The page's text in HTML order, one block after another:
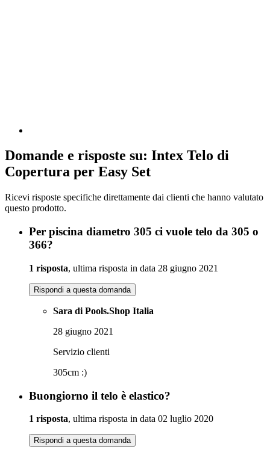
Domande e risposte su: Intex Telo di
Copertura per Easy Set
Ricevi risposte specifiche direttamente dai clienti che hanno valutato
questo prodotto.
Per piscina diametro 305 ci vuole telo da 305 o
366?
1 risposta, ultima risposta in data 28 giugno 2021
Rispondi a questa domanda
Sara di Pools.Shop Italia
28 giugno 2021
Servizio clienti
305cm :)
Buongiorno il telo è elastico?
1 risposta, ultima risposta in data 02 luglio 2020
Rispondi a questa domanda